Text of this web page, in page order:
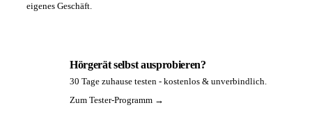
eigenes Geschäft.
Hörgerät selbst ausprobieren?
30 Tage zuhause testen - kostenlos & unverbindlich.
Zum Tester-Programm →